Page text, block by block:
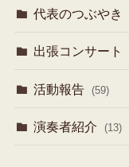
代表のつぶやき
出張コンサート
活動報告 (59)
演奏者紹介 (13)